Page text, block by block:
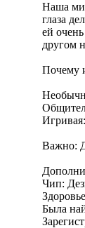
Наша
глаза
ей
другом
Почему
Важно:
Чип:
Была